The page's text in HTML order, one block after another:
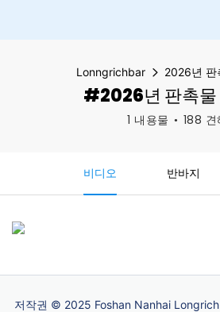
Lonngrichbar 2026년 판
#2026년 판촉물
1 내용물 188 견
비디오 반바지
저작권 © 2025 Foshan Nanhai